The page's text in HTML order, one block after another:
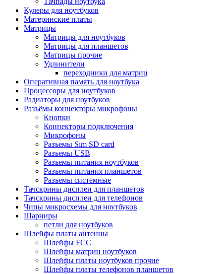
Кулеры для ноутбуков
Материнские платы
Матрицы
Матрицы для ноутбуков
Матрицы для планшетов
Матрицы прочие
Удлинители
переходники для матриц
Оперативная память для ноутбука
Процессоры для ноутбуков
Радиаторы для ноутбуков
Разъёмы коннекторы микрофоны
Кнопки
Коннекторы подключения
Микрофоны
Разъемы Sim SD card
Разъемы USB
Разъемы питания ноутбуков
Разъемы питания планшетов
Разъемы системные
Тачскрины дисплеи для планшетов
Тачскрины дисплеи для телефонов
Чипы микросхемы для ноутбуков
Шарниры
петли для ноутбуков
Шлейфы платы антенны
Шлейфы FCC
Шлейфы матриц ноутбуков
Шлейфы платы ноутбуков прочие
Шлейфы платы телефонов планшетов